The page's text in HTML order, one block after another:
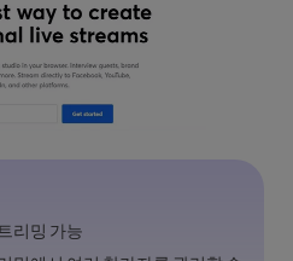
리밍 가능